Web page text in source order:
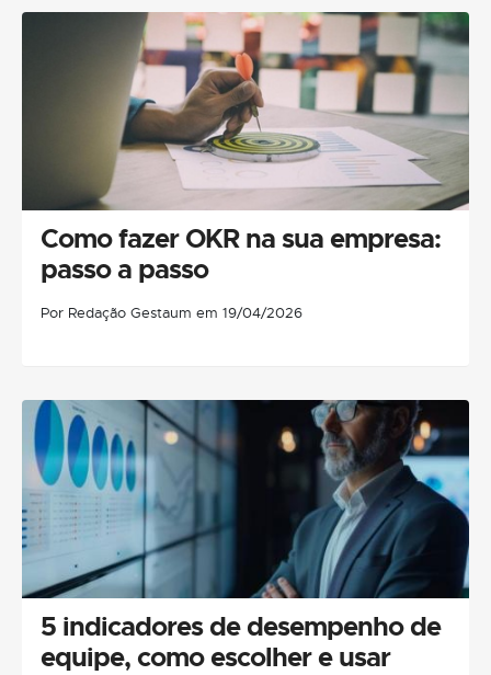
Como fazer OKR na sua empresa:
passo a passo
Por Redação Gestaum em 19/04/2026
5 indicadores de desempenho de
equipe, como escolher e usar